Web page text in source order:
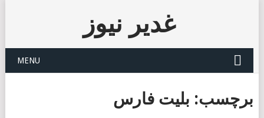
غدیر نیوز
MENU
برچسب: بلیت فارس